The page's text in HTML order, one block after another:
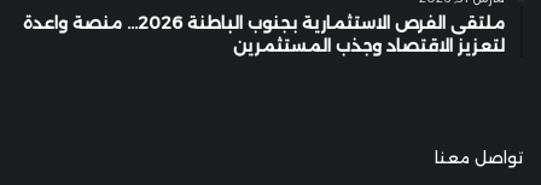
ملتقى الفرص الاستثمارية بجنوب الباطنة 2026… منصة واعدة
لتعزيز الاقتصاد وجذب المستثمرين
تواصل معنا